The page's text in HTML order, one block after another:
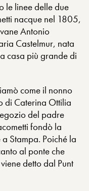
le linee delle due
nacque nel 1805,
Antonio
Castelmur, nata
casa più grande di
come il nonno
di Caterina Ottilia
del padre
fondò la
Stampa. Poiché la
al ponte che
detto dal Punt